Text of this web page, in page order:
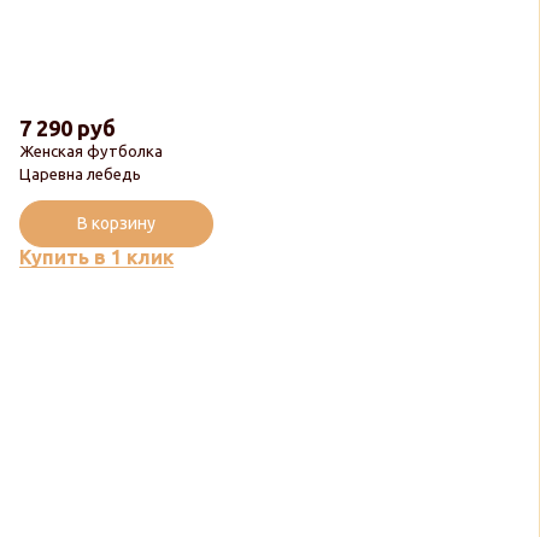
Женская футболка
Царевна лебедь
7 290 руб
Купить в 1 клик
В корзину